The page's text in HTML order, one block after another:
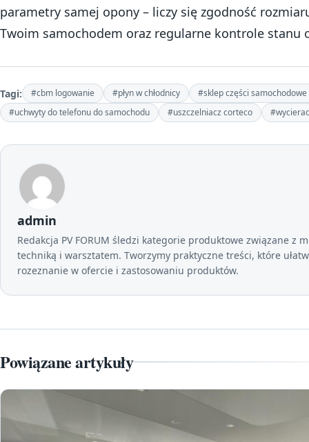
parametry samej opony – liczy się zgodność
Twoim samochodem oraz regularne kontrole stanu
Tagi: #cbm logowanie #płyn w chłodnicy
#sklep części
#uchwyty do telefonu do samochodu
#uszczelniacz corteco
admin
Redakcja PV FORUM śledzi kategorie produktowe związane z
techniką i warsztatem. Tworzymy praktyczne treści, które
rozeznanie w ofercie i zastosowaniu produktów.
Powiązane artykuły